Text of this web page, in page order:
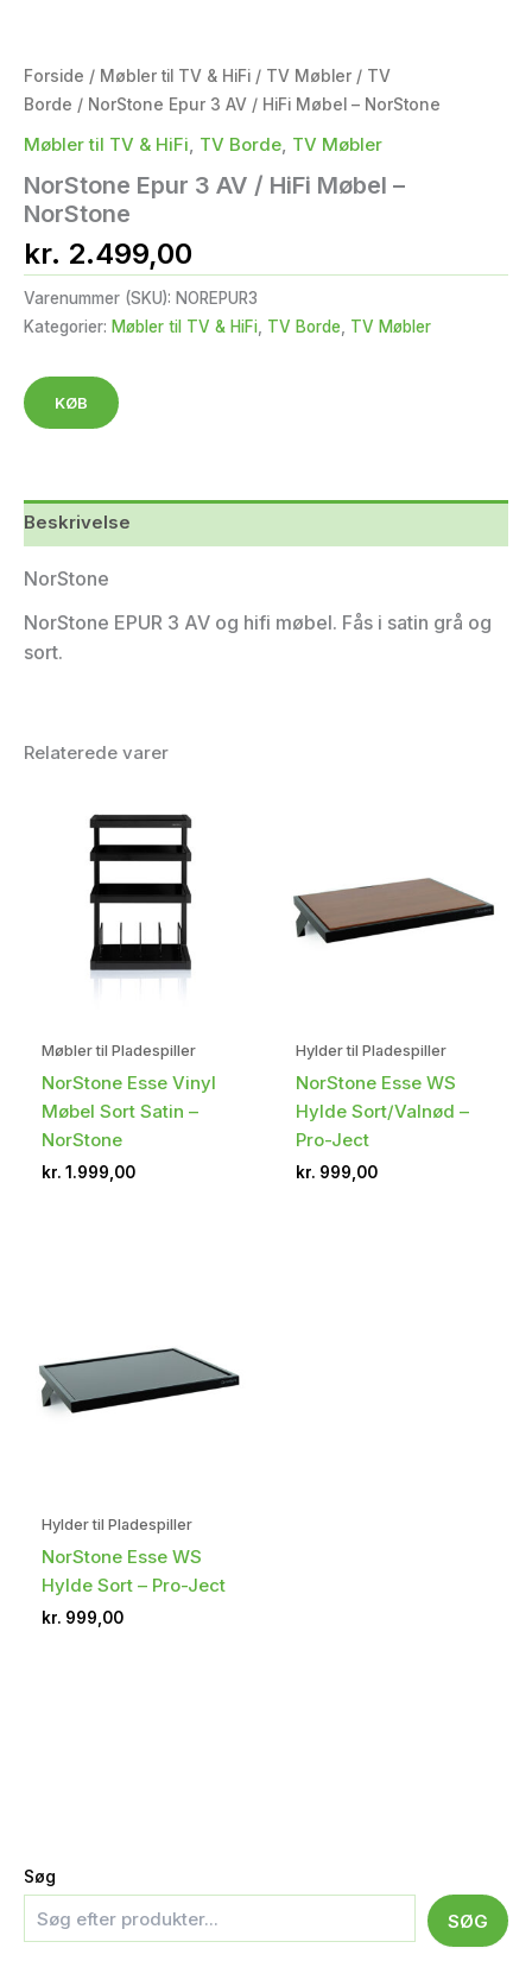
Søg
SØG
Forside / Møbler til TV & HiFi / TV Møbler / TV
Borde / NorStone Epur 3 AV / HiFi Møbel – NorStone
Møbler til TV & HiFi, TV Borde, TV Møbler
NorStone Epur 3 AV / HiFi Møbel –
NorStone
kr. 2.499,00
Varenummer (SKU): NOREPUR3
Kategorier: Møbler til TV & HiFi TV Borde TV Møbler
KØB
Beskrivelse
NorStone
NorStone EPUR 3 AV og hifi møbel. Fås i satin grå og
sort.
Relaterede varer
Møbler til Pladespiller
NorStone Esse Vinyl
Møbel Sort Satin –
NorStone
kr. 1.999,00
Hylder til Pladespiller
NorStone Esse WS
Hylde Sort/Valnød –
Pro-Ject
kr. 999,00
Hylder til Pladespiller
NorStone Esse WS
Hylde Sort – Pro-Ject
kr. 999,00